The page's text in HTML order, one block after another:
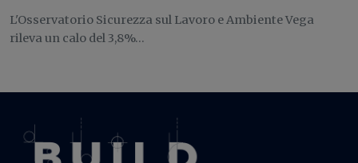
L'Osservatorio Sicurezza sul Lavoro e Ambiente Vega
rileva un calo del 3,8%...